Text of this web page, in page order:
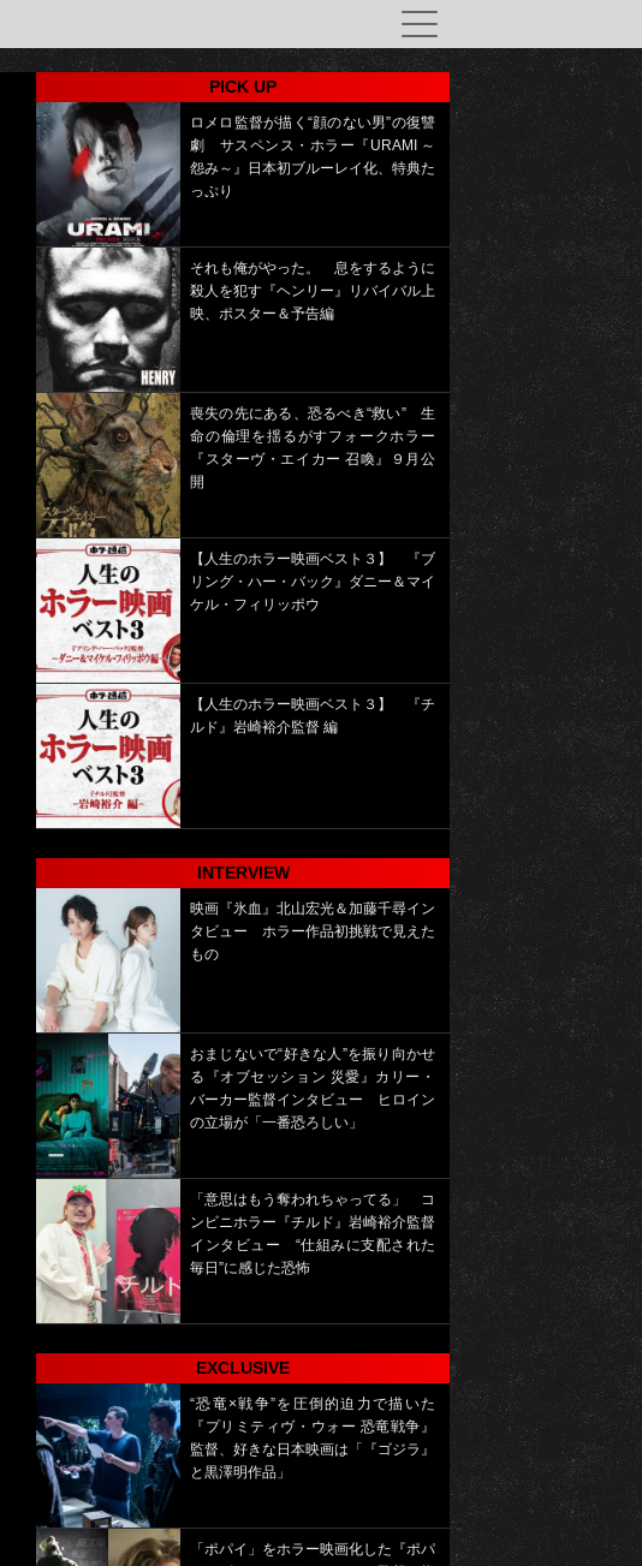
PICK UP
ロメロ監督が描く“顔のない男”の復讐
劇 サスペンス・ホラー『URAMI ～
怨み～』日本初ブルーレイ化、特典た
っぷり
それも俺がやった。 息をするように
殺人を犯す『ヘンリー』リバイバル上
映、ポスター＆予告編
喪失の先にある、恐るべき“救い” 生
命の倫理を揺るがすフォークホラー
『スターヴ・エイカー 召喚』９月公
開
【人生のホラー映画ベスト３】 『ブ
リング・ハー・バック』ダニー＆マイ
ケル・フィリッポウ
【人生のホラー映画ベスト３】 『チ
ルド』岩崎裕介監督 編
INTERVIEW
映画『氷血』北山宏光＆加藤千尋イン
タビュー ホラー作品初挑戦で見えた
もの
おまじないで“好きな人”を振り向かせ
る『オブセッション 災愛』カリー・
バーカー監督インタビュー ヒロイン
の立場が「一番恐ろしい」
「意思はもう奪われちゃってる」 コ
ンビニホラー『チルド』岩崎裕介監督
インタビュー “仕組みに支配された
毎日”に感じた恐怖
EXCLUSIVE
“恐竜×戦争”を圧倒的迫力で描いた
『プリミティヴ・ウォー 恐竜戦争』
監督、好きな日本映画は「『ゴジラ』
と黒澤明作品」
「ポパイ」をホラー映画化した『ポパ